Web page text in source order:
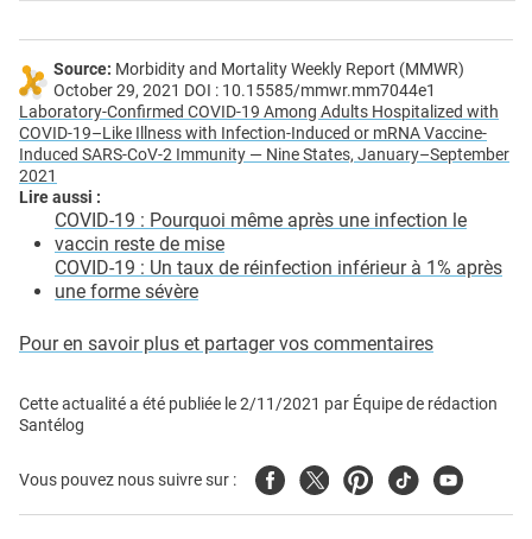
Source: Morbidity and Mortality Weekly Report (MMWR)
October 29, 2021 DOI : 10.15585/mmwr.mm7044e1
Laboratory-Confirmed COVID-19 Among Adults Hospitalized with
COVID-19–Like Illness with Infection-Induced or mRNA Vaccine-
Induced SARS-CoV-2 Immunity — Nine States, January–September
2021
Lire aussi :
COVID-19 : Pourquoi même après une infection le
vaccin reste de mise
COVID-19 : Un taux de réinfection inférieur à 1% après
une forme sévère
Pour en savoir plus et partager vos commentaires
Cette actualité a été publiée le2/11/2021 par Équipe de rédaction
Santélog
Vous pouvez nous suivre sur : FacebookTwitterPinterest
TiktokYoutube